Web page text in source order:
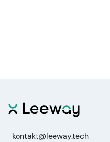
kontakt@leeway.tech